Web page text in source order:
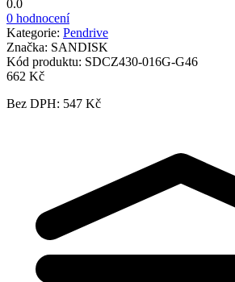
0.0
0 hodnocení
Kategorie: Pendrive
Značka: SANDISK
Kód produktu: SDCZ430-016G-G46
662 Kč
Bez DPH: 547 Kč